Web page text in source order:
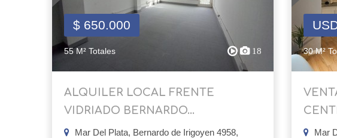
$ 650.000
55 M² Totales 18
ALQUILER LOCAL FRENTE
VIDRIADO BERNARDO...
Mar Del Plata, Bernardo de Irigoyen 4958,
30 M²
Mar